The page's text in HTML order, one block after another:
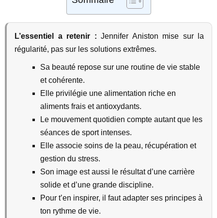
L’essentiel a retenir : Jennifer Aniston mise sur la
régularité, pas sur les solutions extrêmes.
Sa beauté repose sur une routine de vie stable
et cohérente.
Elle privilégie une alimentation riche en
aliments frais et antioxydants.
Le mouvement quotidien compte autant que les
séances de sport intenses.
Elle associe soins de la peau, récupération et
gestion du stress.
Son image est aussi le résultat d’une carrière
solide et d’une grande discipline.
Pour t’en inspirer, il faut adapter ses principes à
ton rythme de vie.